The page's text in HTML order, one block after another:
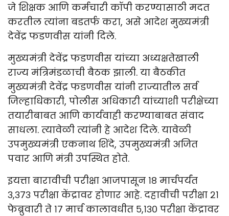
जे शिक्षक आणि कर्मचारी कॉपी करण्यासाठी मदत
करतील त्यांना बडतर्फ करा, असे आदेश मुख्यमंत्री
देवेंद्र फडणवीस यांनी दिले.
मुख्यमंत्री देवेंद्र फडणवीस यांच्या अध्यक्षतेखाली
राज्य मंत्रिमंडळाची बैठक झाली. या बैठकीत
मुख्यमंत्री देवेंद्र फडणवीस यांनी राज्यातील सर्व
जिल्हाधिकारी, पोलीस अधिकारी यांच्याशी परीक्षेच्या
तयारीबाबत आणि कार्यवाही करण्याबाबत संवाद
साधला. त्यावेळी त्यांनी हे आदेश दिले. यावेळी
उपमुख्यमंत्री एकनाथ शिंदे, उपमुख्यमंत्री अजित
पवार आणि मंत्री उपस्थित होते.
इयत्ता बारावीची परीक्षा आजपासून १८ मार्चपर्यंत
३,३७३ परीक्षा केंद्रावर होणार आहे. दहावीची परीक्षा २१
फेब्रुवारी ते १७ मार्च कालावधीत ५,१३० परीक्षा केंद्रावर